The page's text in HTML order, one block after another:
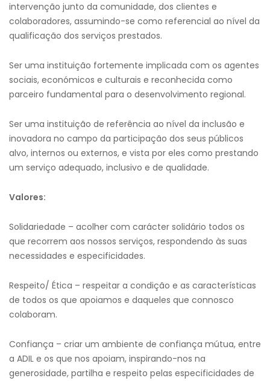
intervenção junto da comunidade, dos clientes e
colaboradores, assumindo-se como referencial ao nível da
qualificação dos serviços prestados.
Ser uma instituição fortemente implicada com os agentes
sociais, económicos e culturais e reconhecida como
parceiro fundamental para o desenvolvimento regional.
Ser uma instituição de referência ao nível da inclusão e
inovadora no campo da participação dos seus públicos
alvo, internos ou externos, e vista por eles como prestando
um serviço adequado, inclusivo e de qualidade.
Valores:
Solidariedade – acolher com carácter solidário todos os
que recorrem aos nossos serviços, respondendo às suas
necessidades e especificidades.
Respeito/ Ética – respeitar a condição e as características
de todos os que apoiamos e daqueles que connosco
colaboram.
Confiança – criar um ambiente de confiança mútua, entre
a ADIL e os que nos apoiam, inspirando-nos na
generosidade, partilha e respeito pelas especificidades de